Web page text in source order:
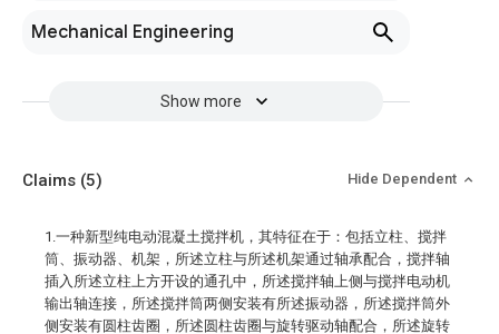
Mechanical Engineering
Show more
Claims (5) Hide Dependent
1.一种新型纯电动混凝土搅拌机，其特征在于：包括立柱、搅拌
筒、振动器、机架，所述立柱与所述机架通过轴承配合，搅拌轴
插入所述立柱上方开设的通孔中，所述搅拌轴上侧与搅拌电动机
输出轴连接，所述搅拌筒两侧安装有所述振动器，所述搅拌筒外
侧安装有圆柱齿圈，所述圆柱齿圈与旋转驱动轴配合，所述旋转